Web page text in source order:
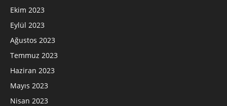
Ekim 2023
Eylül 2023
Ağustos 2023
Temmuz 2023
Haziran 2023
Mayıs 2023
Nisan 2023